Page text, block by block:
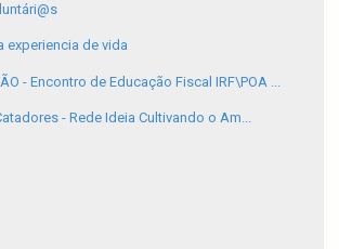
experiencia de vida
- Encontro de Educação Fiscal IRF\POA ...
- Rede Ideia Cultivando o Am...